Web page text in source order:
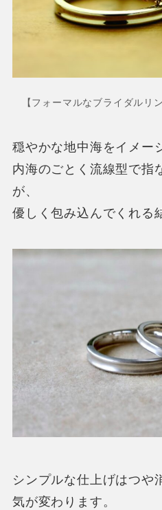
【フォーマルなブライダルリ
穏やかな地中海をイメー
内海のごとく流線型で指
が、
優しく包み込んでくれる
シンプルな仕上げはつや
気が変わります。